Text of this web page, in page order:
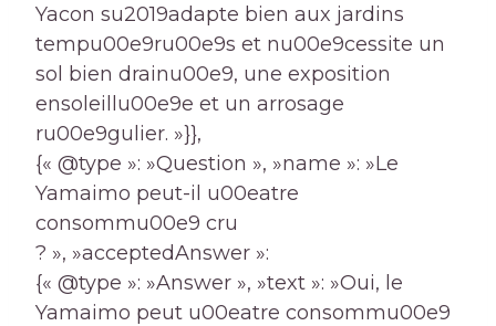
Yacon su2019adapte bien aux jardins
tempu00e9ru00e9s et nu00e9cessite un
sol bien drainu00e9, une exposition
ensoleillu00e9e et un arrosage
ru00e9gulier. »}},
{« @type »: »Question », »name »: »Le
Yamaimo peut-il u00eatre
consommu00e9 cru
? », »acceptedAnswer »:
{« @type »: »Answer », »text »: »Oui, le
Yamaimo peut u00eatre consommu00e9